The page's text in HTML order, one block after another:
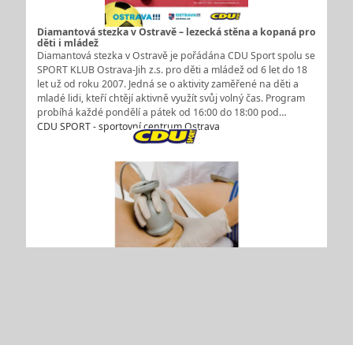
Diamantová stezka v Ostravě – lezecká stěna a kopaná pro
děti i mládež
Diamantová stezka v Ostravě je pořádána CDU Sport spolu se
SPORT KLUB Ostrava-Jih z.s. pro děti a mládež od 6 let do 18
let už od roku 2007. Jedná se o aktivity zaměřené na děti a
mladé lidi, kteří chtějí aktivně využít svůj volný čas. Program
probíhá každé pondělí a pátek od 16:00 do 18:00 pod…
CDU SPORT - sportovní centrum Ostrava